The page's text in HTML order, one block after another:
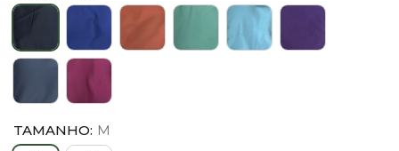
TAMANHO: M